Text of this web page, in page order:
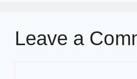
Leave a